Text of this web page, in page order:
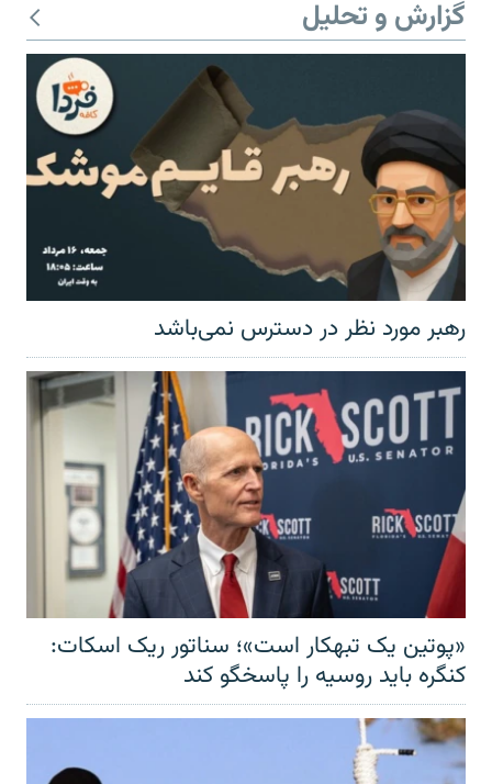
گزارش و تحلیل
رهبر مورد نظر در دسترس نمی‌باشد
«پوتین یک تبهکار است»؛ سناتور ریک اسکات:
کنگره باید روسیه را پاسخگو کند